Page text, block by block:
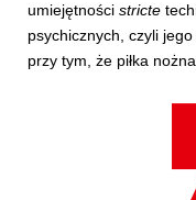
umiejętności stricte
psychicznych, czyli
przy tym, że piłka